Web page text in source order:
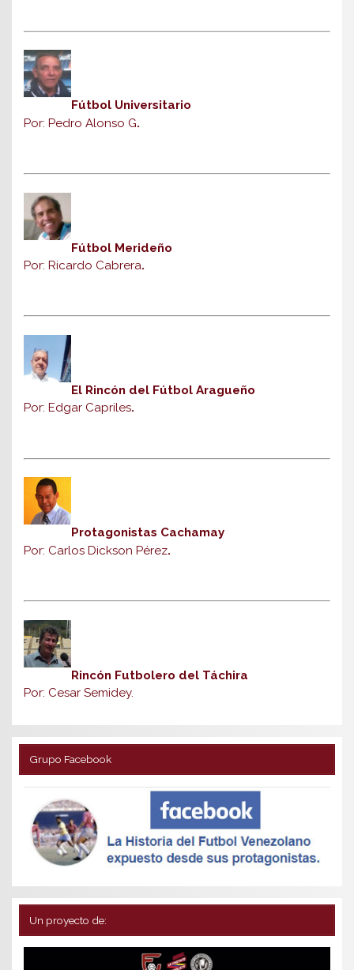
Fútbol Universitario
Por: Pedro Alonso G.
Fútbol Merideño
Por: Ricardo Cabrera.
El Rincón del Fútbol Aragueño
Por: Edgar Capriles.
Protagonistas Cachamay
Por: Carlos Dickson Pérez.
Rincón Futbolero del Táchira
Por: Cesar Semidey.
Grupo Facebook
Un proyecto de: